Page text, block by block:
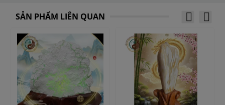
định.
Cân bằng năng lượng:
Giúp điều hòa các luồng khí
trong cơ thể, loại bỏ những cảm xúc tiêu cực và sự mệt
mỏi sau ngày dài làm việc.
Hào quang bảo vệ:Đúng như tên gọi "Đế Quang", sản
phẩm tạo ra một lớp màng bảo vệ tinh thần, giúp người
đeo tự tin và bản lĩnh hơn.
SẢN PHẨM LIÊN QUAN